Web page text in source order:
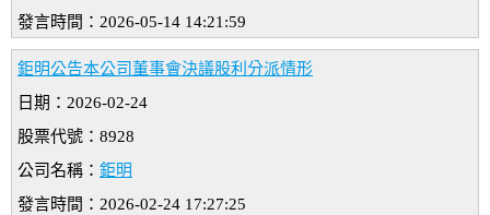
發言時間：2026-05-14 14:21:59
鉅明公告本公司董事會決議股利分派情形
日期：2026-02-24
股票代號：8928
公司名稱： 鉅明
發言時間：2026-02-24 17:27:25